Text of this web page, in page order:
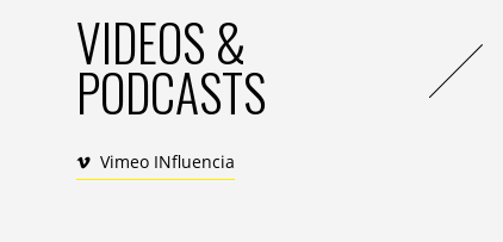
VIDEOS &
PODCASTS
Vimeo INfluencia